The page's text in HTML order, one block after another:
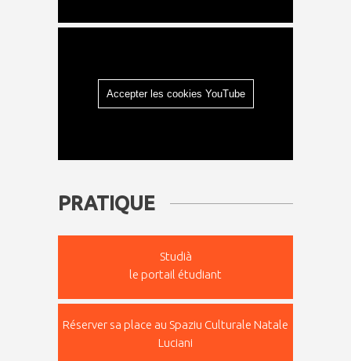
Accepter les cookies YouTube
PRATIQUE
Studià
le portail étudiant
Réserver sa place au Spaziu Culturale Natale
Luciani